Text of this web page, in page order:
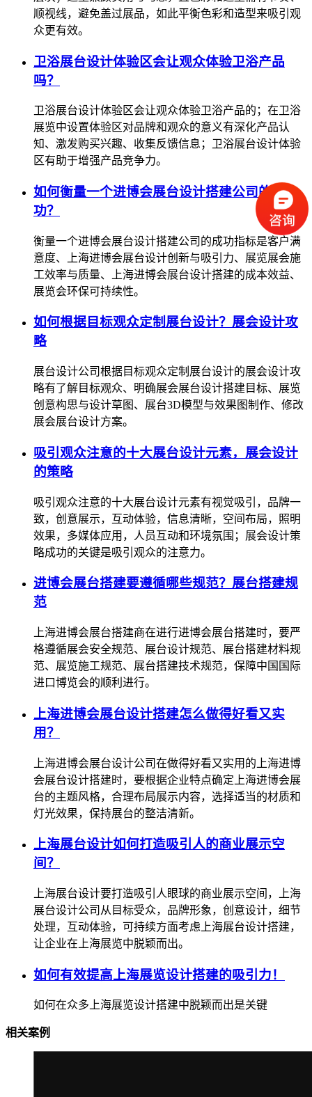
顺视线，避免盖过展品，如此平衡色彩和造型来吸引观
众更有效。
卫浴展台设计体验区会让观众体验卫浴产品
吗？
卫浴展台设计体验区会让观众体验卫浴产品的；在卫浴
展览中设置体验区对品牌和观众的意义有深化产品认
知、激发购买兴趣、收集反馈信息；卫浴展台设计体验
区有助于增强产品竞争力。
如何衡量一个进博会展台设计搭建公司的成
功？
衡量一个进博会展台设计搭建公司的成功指标是客户满
意度、上海进博会展台设计创新与吸引力、展览展会施
工效率与质量、上海进博会展台设计搭建的成本效益、
展览会环保可持续性。
如何根据目标观众定制展台设计？展会设计攻
略
展台设计公司根据目标观众定制展台设计的展会设计攻
略有了解目标观众、明确展会展台设计搭建目标、展览
创意构思与设计草图、展台3D模型与效果图制作、修改
展会展台设计方案。
吸引观众注意的十大展台设计元素，展会设计
的策略
吸引观众注意的十大展台设计元素有视觉吸引，品牌一
致，创意展示，互动体验，信息清晰，空间布局，照明
效果，多媒体应用，人员互动和环境氛围；展会设计策
略成功的关键是吸引观众的注意力。
进博会展台搭建要遵循哪些规范？展台搭建规
范
上海进博会展台搭建商在进行进博会展台搭建时，要严
格遵循展会安全规范、展台设计规范、展台搭建材料规
范、展览施工规范、展台搭建技术规范，保障中国国际
进口博览会的顺利进行。
上海进博会展台设计搭建怎么做得好看又实
用？
上海进博会展台设计公司在做得好看又实用的上海进博
会展台设计搭建时，要根据企业特点确定上海进博会展
台的主题风格，合理布局展示内容，选择适当的材质和
灯光效果，保持展台的整洁清新。
上海展台设计如何打造吸引人的商业展示空
间？
上海展台设计要打造吸引人眼球的商业展示空间，上海
展台设计公司从目标受众，品牌形象，创意设计，细节
处理，互动体验，可持续方面考虑上海展台设计搭建，
让企业在上海展览中脱颖而出。
如何有效提高上海展览设计搭建的吸引力！
如何在众多上海展览设计搭建中脱颖而出是关键
相关案例